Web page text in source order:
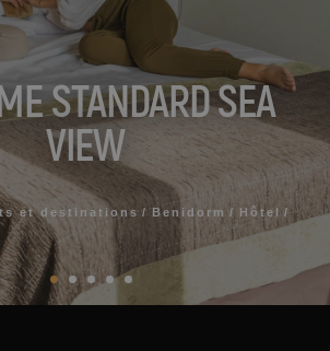
STANDARD SEA
VIEW
et destinations Benidorm
Hôtel